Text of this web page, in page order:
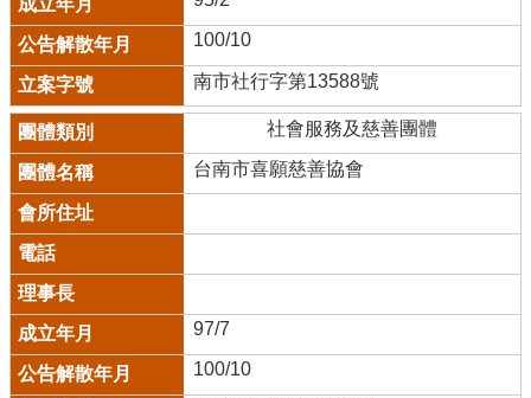
100/10
南市社行字第13588號
社會服務及慈善團體
台南市喜願慈善協會
97/7
100/10